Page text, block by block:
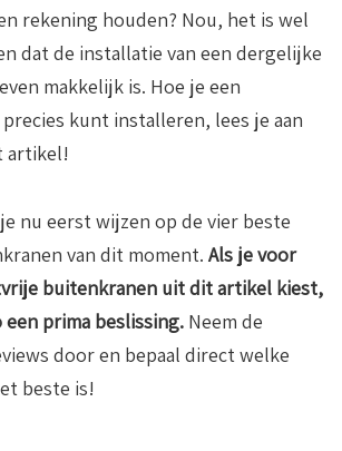
rekening houden? Nou, het is wel
dat de installatie van een dergelijke
makkelijk is. Hoe je een
kunt installeren, lees je aan
artikel!
nu eerst wijzen op de vier beste
van dit moment. Als je voor
buitenkranen uit dit artikel kiest,
een prima beslissing. Neem de
door en bepaal direct welke
beste is!